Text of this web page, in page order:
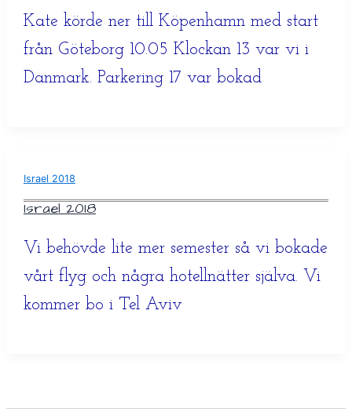
Kate körde ner till Köpenhamn med start
från Göteborg 10.05 Klockan 13 var vi i
Danmark. Parkering 17 var bokad
Israel 2018
Israel 2018
Vi behövde lite mer semester så vi bokade
vårt flyg och några hotellnätter själva. Vi
kommer bo i Tel Aviv